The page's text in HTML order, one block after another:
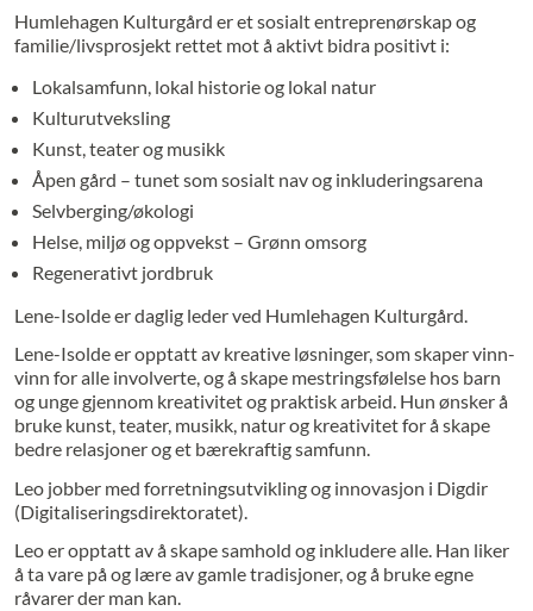
Humlehagen Kulturgård er et sosialt entreprenørskap og
familie/livsprosjekt rettet mot å aktivt bidra positivt i:
Lokalsamfunn, lokal historie og lokal natur
Kulturutveksling
Kunst, teater og musikk
Åpen gård – tunet som sosialt nav og inkluderingsarena
Selvberging/økologi
Helse, miljø og oppvekst – Grønn omsorg
Regenerativt jordbruk
Lene-Isolde er daglig leder ved Humlehagen Kulturgård.
Lene-Isolde er opptatt av kreative løsninger, som skaper vinn-
vinn for alle involverte, og å skape mestringsfølelse hos barn
og unge gjennom kreativitet og praktisk arbeid. Hun ønsker å
bruke kunst, teater, musikk, natur og kreativitet for å skape
bedre relasjoner og et bærekraftig samfunn.
Leo jobber med forretningsutvikling og innovasjon i Digdir
(Digitaliseringsdirektoratet).
Leo er opptatt av å skape samhold og inkludere alle. Han liker
å ta vare på og lære av gamle tradisjoner, og å bruke egne
råvarer der man kan.